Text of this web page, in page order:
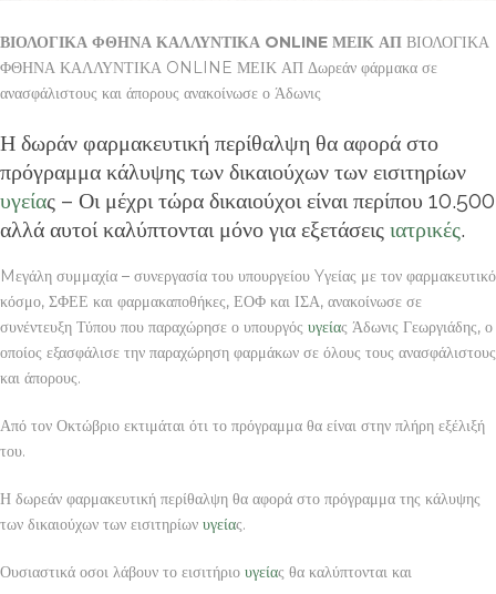
ΒΙΟΛΟΓΙΚΑ ΦΘΗΝΑ ΚΑΛΛΥΝΤΙΚΑ ONLINE ΜΕΙΚ ΑΠ ΒΙΟΛΟΓΙΚΑ
ΦΘΗΝΑ ΚΑΛΛΥΝΤΙΚΑ ONLINE ΜΕΙΚ ΑΠ Δωρεάν φάρμακα σε
ανασφάλιστους και άπορους ανακοίνωσε ο Άδωνις
Η δωράν φαρμακευτική περίθαλψη θα αφορά στο
πρόγραμμα κάλυψης των δικαιούχων των εισιτηρίων
υγείας – Οι μέχρι τώρα δικαιούχοι είναι περίπου 10.500
αλλά αυτοί καλύπτονται μόνο για εξετάσεις ιατρικές.
Mεγάλη συμμαχία – συνεργασία του υπουργείου Yγείας με τον φαρμακευτικό
κόσμο, ΣΦΕΕ και φαρμακαποθήκες, ΕΟΦ και ΙΣΑ, ανακοίνωσε σε
συνέντευξη Τύπου που παραχώρησε ο υπουργός υγείας Άδωνις Γεωργιάδης, ο
οποίος εξασφάλισε την παραχώρηση φαρμάκων σε όλους τους ανασφάλιστους
και άπορους.
Από τον Οκτώβριο εκτιμάται ότι το πρόγραμμα θα είναι στην πλήρη εξέλιξή
του.
Η δωρεάν φαρμακευτική περίθαλψη θα αφορά στο πρόγραμμα της κάλυψης
των δικαιούχων των εισιτηρίων υγείας.
Ουσιαστικά οσοι λάβουν το εισιτήριο υγείας θα καλύπτονται και